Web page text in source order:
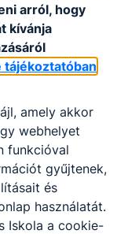
arról, hogy
kívánja
tájékoztatóban
amely akkor
webhelyet
funkcióval
gyűjtenek,
és
használatát.
Iskola a cookie-